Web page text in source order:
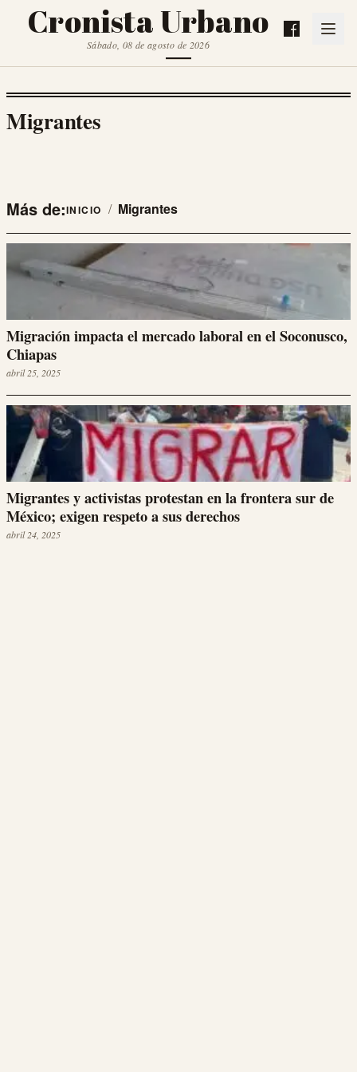
Cronista Urbano
Sábado, 08 de agosto de 2026
Migrantes
Más de:INICIO / Migrantes
Migración impacta el mercado laboral en el Soconusco,
Chiapas
abril 25, 2025
Migrantes y activistas protestan en la frontera sur de
México; exigen respeto a sus derechos
abril 24, 2025